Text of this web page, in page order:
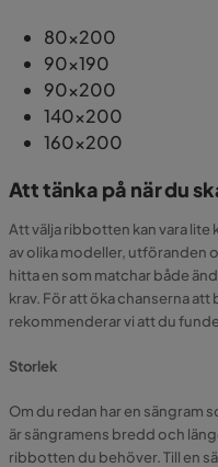
80x200
90x190
90x200
140x200
160x200
Att tänka på när du
Att välja ribbotten kan vara
av olika modeller, utföranden
hitta en som matchar både
krav. För att öka chanserna
rekommenderar vi att du
Storlek
Om du redan har en sängram
är sängramens bredd och
ribbotten du behöver. Till en